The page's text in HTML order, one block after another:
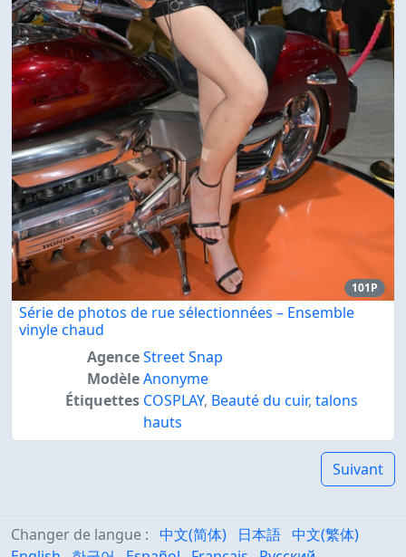
101P
Série de photos de rue sélectionnées – Ensemble
vinyle chaud
AgenceStreet Snap
ModèleAnonyme
Étiquettes COSPLAY, Beauté du cuir, talons
hauts
Suivant
Changer de langue : 中文(简体) 日本語 中文(繁体)